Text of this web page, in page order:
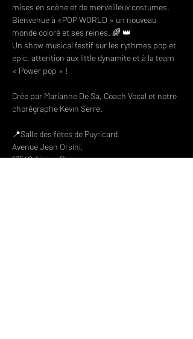
mises en scène et de merveilleux costumes.
Bienvenue à «POP WORLD » un nouveau
monde coloré et ses reines. 🌈 👑
Un show musical festif sur les rythmes pop et
epic, attention aux little dynamite et à la team
« Power pop » !
Crée par Marianne De Sa, Coach Vocal et notre
chorégraphe Kevin Serre.
📍Salle des fêtes de Puyricard
Avenue Jean Orsini,
13540 Aix-en-Provence